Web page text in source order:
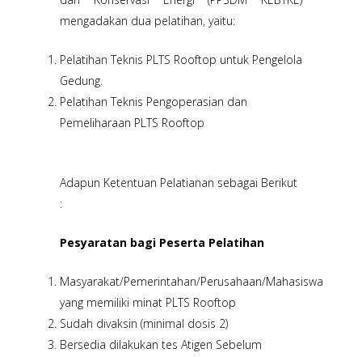
mengadakan dua pelatihan, yaitu:
Pelatihan Teknis PLTS Rooftop untuk Pengelola
Gedung.
Pelatihan Teknis Pengoperasian dan
Pemeliharaan PLTS Rooftop
Adapun Ketentuan Pelatianan sebagai Berikut
:
Pesyaratan bagi Peserta Pelatihan
Masyarakat/Pemerintahan/Perusahaan/Mahasiswa
yang memiliki minat PLTS Rooftop
Sudah divaksin (minimal dosis 2)
Bersedia dilakukan tes Atigen Sebelum